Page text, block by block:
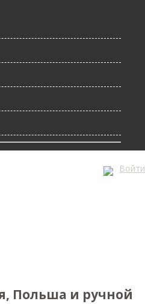
Войти
Польша и ручной